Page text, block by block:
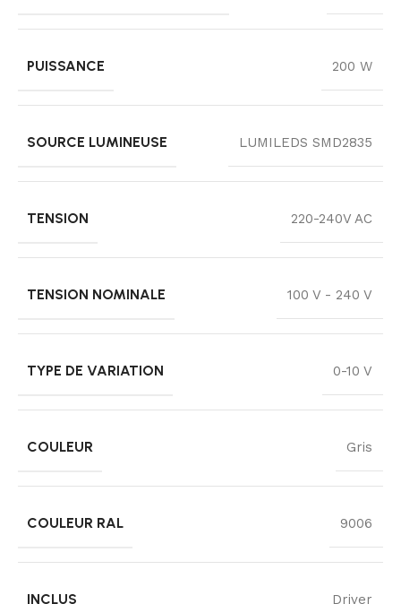
PUISSANCE 200 W
SOURCE LUMINEUSE LUMILEDS SMD2835
TENSION 220-240V AC
TENSION NOMINALE 100 V - 240 V
TYPE DE VARIATION 0-10 V
COULEUR Gris
COULEUR RAL 9006
INCLUS Driver